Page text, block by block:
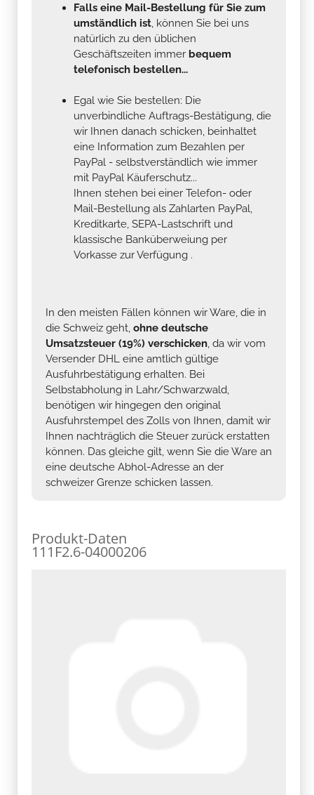
Falls eine Mail-Bestellung für Sie zum
umständlich ist, können Sie bei uns
natürlich zu den üblichen
Geschäftszeiten immer bequem
telefonisch bestellen...
Egal wie Sie bestellen: Die
unverbindliche Auftrags-Bestätigung, die
wir Ihnen danach schicken, beinhaltet
eine Information zum Bezahlen per
PayPal - selbstverständlich wie immer
mit PayPal Käuferschutz...
Ihnen stehen bei einer Telefon- oder
Mail-Bestellung als Zahlarten PayPal,
Kreditkarte, SEPA-Lastschrift und
klassische Banküberweiung per
Vorkasse zur Verfügung .
In den meisten Fällen können wir Ware, die in
die Schweiz geht, ohne deutsche
Umsatzsteuer (19%) verschicken, da wir vom
Versender DHL eine amtlich gültige
Ausfuhrbestätigung erhalten. Bei
Selbstabholung in Lahr/Schwarzwald,
benötigen wir hingegen den original
Ausfuhrstempel des Zolls von Ihnen, damit wir
Ihnen nachträglich die Steuer zurück erstatten
können. Das gleiche gilt, wenn Sie die Ware an
eine deutsche Abhol-Adresse an der
schweizer Grenze schicken lassen.
Produkt-Daten
111F2.6-04000206